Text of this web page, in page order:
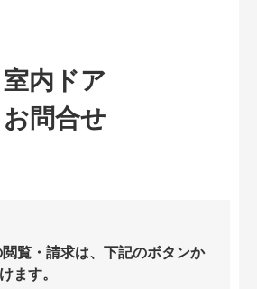
室内ドア
お問合せ
覧・請求は、下記のボタンか
ます。